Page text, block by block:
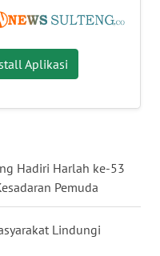
Aplikasi
Hadiri Harlah ke-53
Pemuda
Lindungi